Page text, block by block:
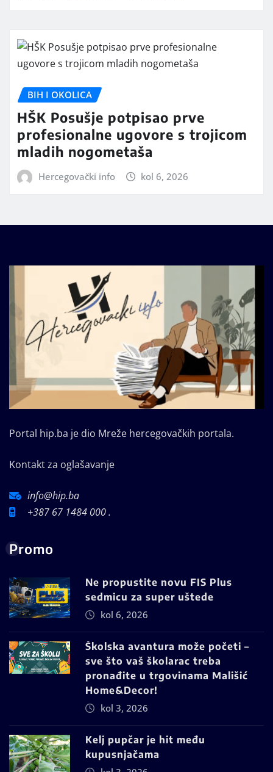
BIH I OKOLICA
HŠK Posušje potpisao prve
profesionalne ugovore s trojicom
mladih nogometaša
Hercegovački info kol 6, 2026
Portal hip.ba je dio Mreže hercegovačkih portala.
Kontakt za oglašavanje
info@hip.ba
+387 67 1484 000 .
Promo
Ne propustite novu FIS Plus
sedmicu za super uštede
kol 6, 2026
Školska avantura može početi –
sve što vaš školarac treba
pronađite u trgovinama Mališić
Home&Decor!
kol 3, 2026
Kelj pupčar je hit među
kupusnjačama